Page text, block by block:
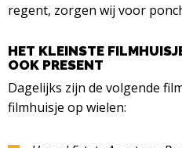
regent, zorgen wij voor
HET KLEINSTE
OOK PRESENT
Dagelijks zijn de volgende
filmhuisje op wielen: